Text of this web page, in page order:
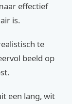
effectief
is.
te
beeld op
een lang, wit